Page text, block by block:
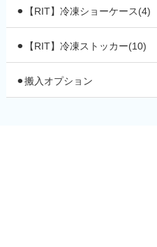
⚫︎【RIT】冷凍ショーケース(4)
⚫︎【RIT】冷凍ストッカー(10)
⚫︎搬入オプション